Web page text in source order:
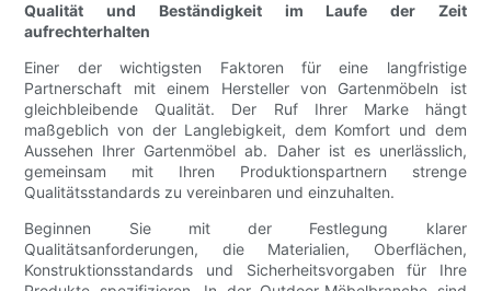
Qualität und Beständigkeit im Laufe der Zeit
aufrechterhalten
Einer der wichtigsten Faktoren für eine langfristige
Partnerschaft mit einem Hersteller von Gartenmöbeln ist
gleichbleibende Qualität. Der Ruf Ihrer Marke hängt
maßgeblich von der Langlebigkeit, dem Komfort und dem
Aussehen Ihrer Gartenmöbel ab. Daher ist es unerlässlich,
gemeinsam mit Ihren Produktionspartnern strenge
Qualitätsstandards zu vereinbaren und einzuhalten.
Beginnen Sie mit der Festlegung klarer
Qualitätsanforderungen, die Materialien, Oberflächen,
Konstruktionsstandards und Sicherheitsvorgaben für Ihre